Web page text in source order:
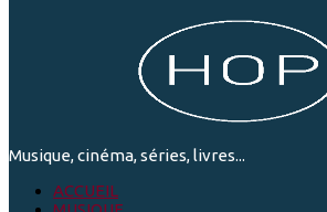
Musique, cinéma, séries, livres...
ACCUEIL